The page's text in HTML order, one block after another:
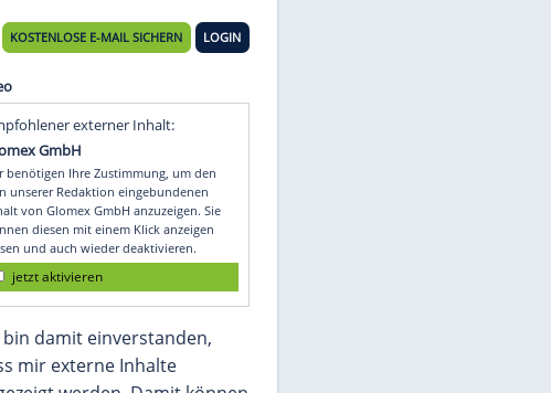
Video
Empfohlener externer Inhalt:
Glomex GmbH
von unserer Redaktion eingebundenen
Inhalt von Glomex GmbH anzuzeigen. Sie
können diesen mit einem Klick anzeigen
lassen und auch wieder deaktivieren.